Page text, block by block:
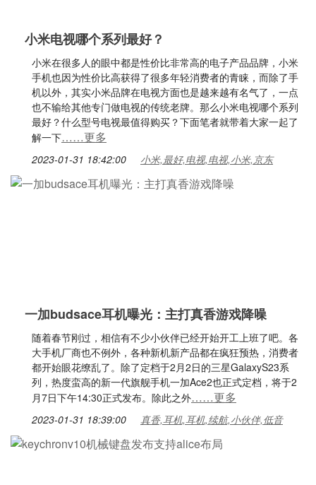
小米电视哪个系列最好？
小米在很多人的眼中都是性价比非常高的电子产品品牌，小米
手机也因为性价比高获得了很多年轻消费者的青睐，而除了手
机以外，其实小米品牌在电视方面也是越来越有名气了，一点
也不输给其他专门做电视的传统老牌。那么小米电视哪个系列
最好？什么型号电视最值得购买？下面笔者就带着大家一起了
解一下……更多
2023-01-31 18:42:00 小米,最好,电视,电视,小米,京东
一加budsace耳机曝光：主打真香游戏降噪
随着春节刚过，相信有不少小伙伴已经开始开工上班了吧。各
大手机厂商也不例外，各种新机新产品都在疯狂预热，消费者
都开始眼花缭乱了。除了定档于2月2日的三星GalaxyS23系
列，热度蛮高的新一代旗舰手机一加Ace2也正式定档，将于2
月7日下午14:30正式发布。除此之外……更多
2023-01-31 18:39:00 真香,耳机,耳机,续航,小伙伴,低音